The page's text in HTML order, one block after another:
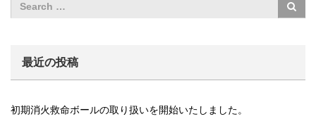
最近の投稿
初期消火救命ボールの取り扱いを開始いたしました。